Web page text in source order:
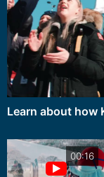
Learn about how
00:16